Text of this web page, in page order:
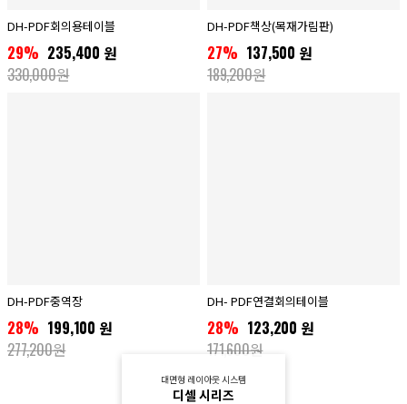
DH-PDF회의용테이블
29% 235,400 원
330,000원
DH-PDF책상(목재가림판)
27% 137,500 원
189,200원
DH-PDF중역장
28% 199,100 원
277,200원
DH- PDF연결회의테이블
28% 123,200 원
171,600원
대면형 레이아웃 시스템
디셀 시리즈